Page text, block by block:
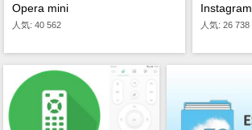
Opera mini
人気: 40 562
Instagram
人気: 26 738